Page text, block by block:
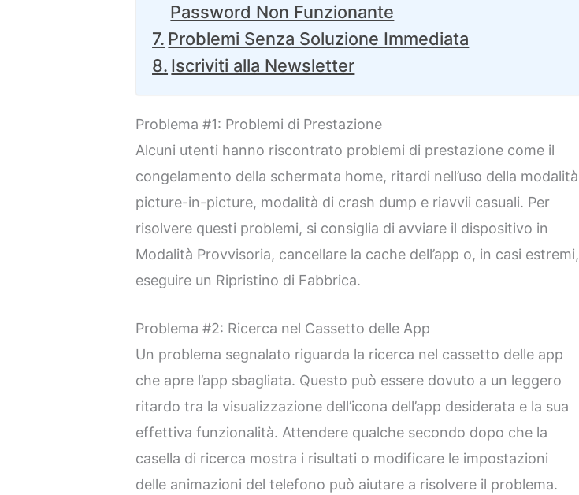
Password Non Funzionante
Problemi Senza Soluzione Immediata
Iscriviti alla Newsletter
Problema #1: Problemi di Prestazione
Alcuni utenti hanno riscontrato problemi di prestazione come il
congelamento della schermata home, ritardi nell’uso della modalità
picture-in-picture, modalità di crash dump e riavvii casuali. Per
risolvere questi problemi, si consiglia di avviare il dispositivo in
Modalità Provvisoria, cancellare la cache dell’app o, in casi estremi,
eseguire un Ripristino di Fabbrica.
Problema #2: Ricerca nel Cassetto delle App
Un problema segnalato riguarda la ricerca nel cassetto delle app
che apre l’app sbagliata. Questo può essere dovuto a un leggero
ritardo tra la visualizzazione dell’icona dell’app desiderata e la sua
effettiva funzionalità. Attendere qualche secondo dopo che la
casella di ricerca mostra i risultati o modificare le impostazioni
delle animazioni del telefono può aiutare a risolvere il problema.